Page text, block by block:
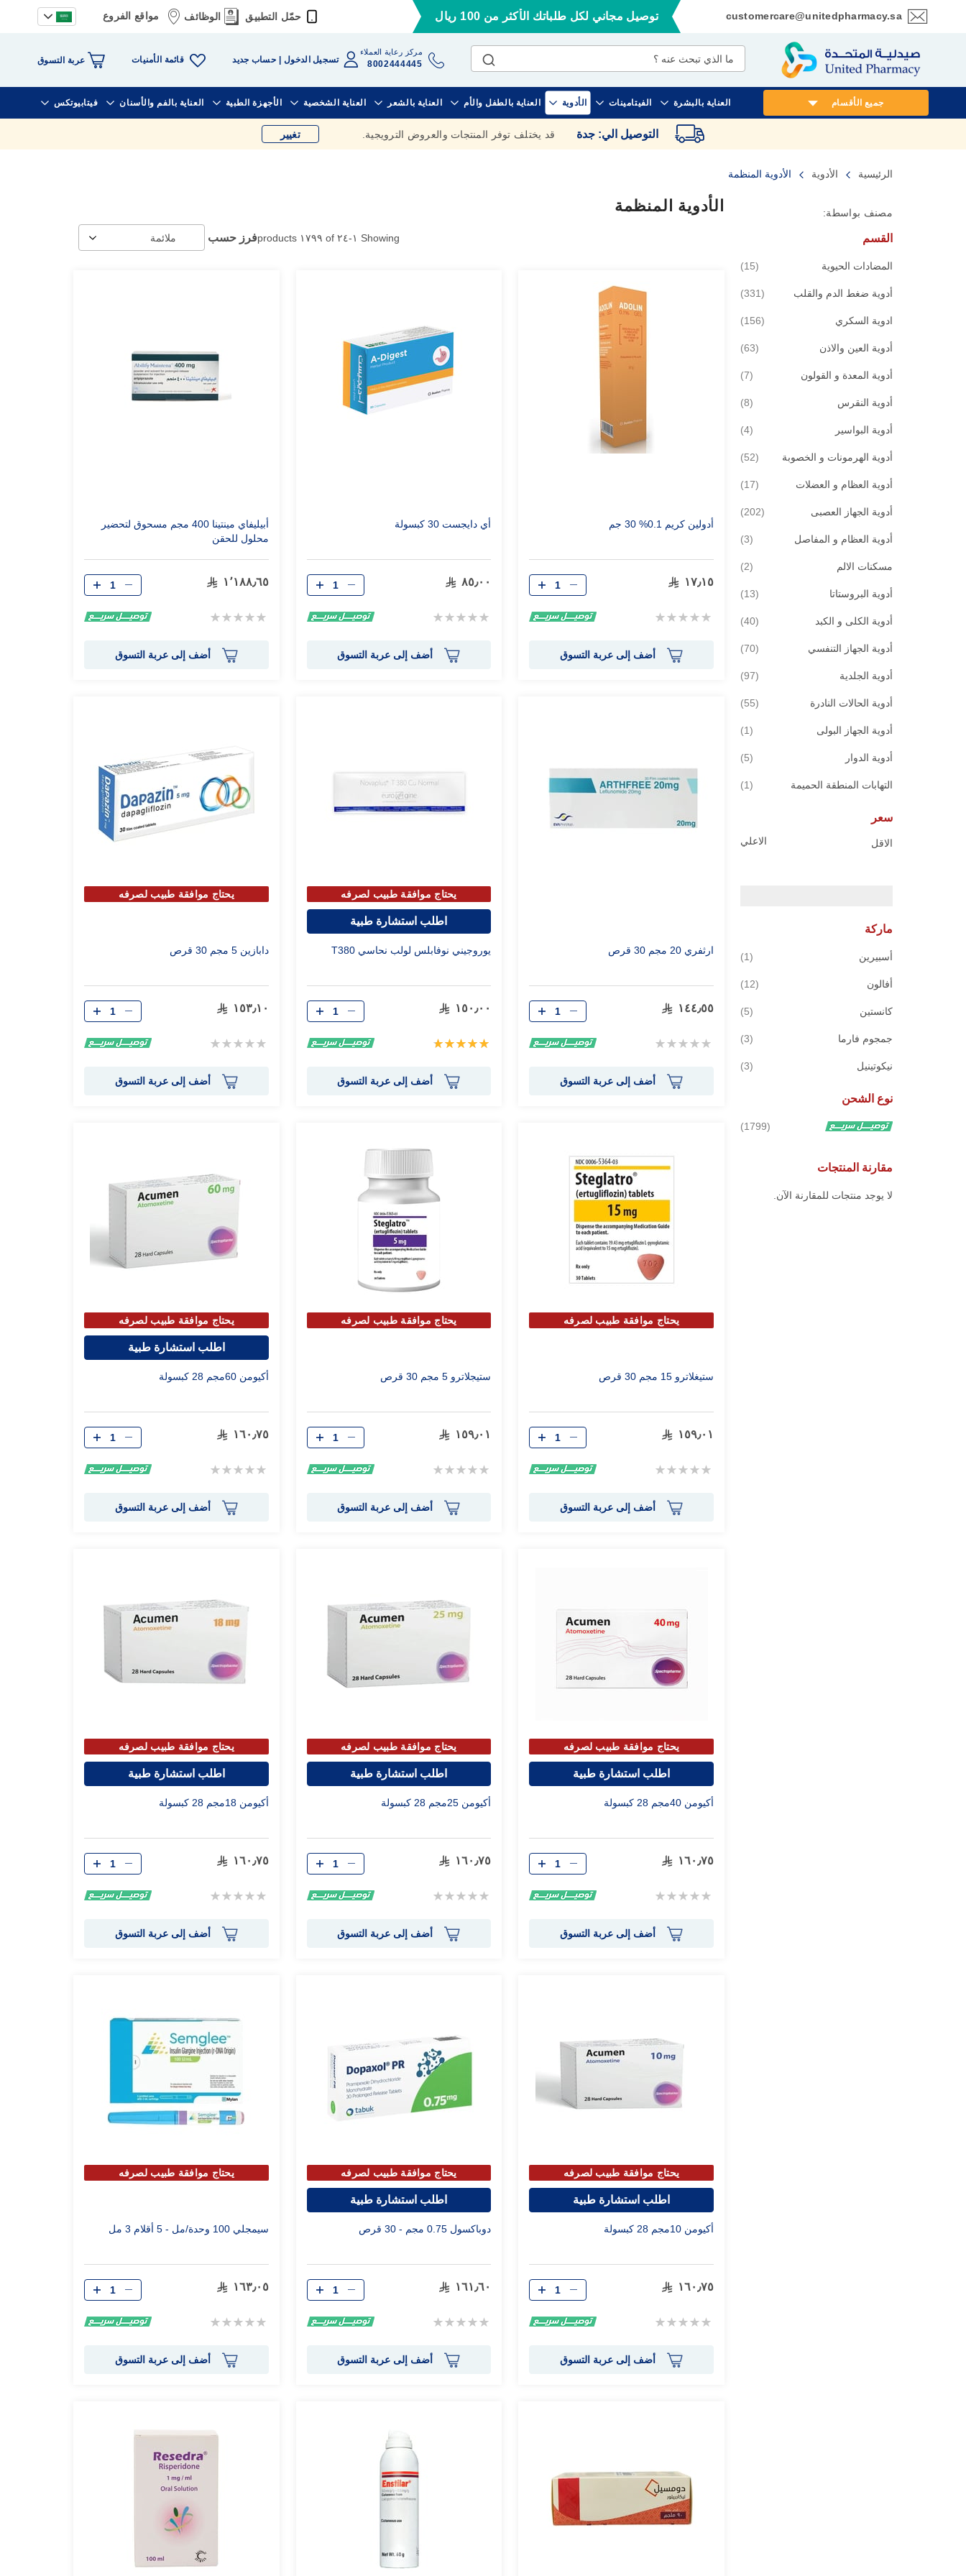
customercare@unitedpharmacy.sa
تخطي
المحتوى
توصيل مجاني لكل طلباتك الأكثر من 100 ريال حمّل التطبيق الوظائف مواقع الفروع
مركز رعاية العملاء
8002444445 تسجيل الدخول حساب جديد قائمة الأمنيات عربة التسوق
العناية بالبشرة الفيتامينات الأدوية العناية بالطفل والأم العناية بالشعر العناية الشخصية الأجهزة الطبية العناية بالفم والأسنان فيتابيوتكس جميع الأقسام
التوصيل الي: جدة قد يختلف توفر المنتجات والعروض الترويجية. تغيير
الرئيسية الأدوية الأدوية المنظمة
الأدوية المنظمة
Showing ١-٢٤ ١٧٩٩ فرز حسب
أدولين كريم 0.1% 30 جم
١٧٫١٥
Rating:
الكمية
أضف إلى عربة التسوق
أي دايجست 30 كبسولة
٨٥٫٠٠
Rating:
الكمية
أضف إلى عربة التسوق
أبيليفاي مينتينا 400 مجم مسحوق لتحضير
محلول للحقن
١٬١٨٨٫٦٥
Rating:
الكمية
أضف إلى عربة التسوق
ارثفري 20 مجم 30 قرص
١٤٤٫٥٥
Rating:
الكمية
أضف إلى عربة التسوق
يحتاج موافقة طبيب لصرفه
اطلب استشارة طبية
يوروجيني نوفابلس لولب نحاسي T380
١٥٠٫٠٠
تقييم:
الكمية
أضف إلى عربة التسوق
يحتاج موافقة طبيب لصرفه
دابازين 5 مجم 30 قرص
١٥٣٫١٠
Rating:
الكمية
أضف إلى عربة التسوق
يحتاج موافقة طبيب لصرفه
ستيغلاترو 15 مجم 30 قرص
١٥٩٫٠١
Rating:
الكمية
أضف إلى عربة التسوق
يحتاج موافقة طبيب لصرفه
ستيجلاترو 5 مجم 30 قرص
١٥٩٫٠١
Rating:
الكمية
أضف إلى عربة التسوق
يحتاج موافقة طبيب لصرفه
اطلب استشارة طبية
أكيومن 60مجم 28 كبسولة
١٦٠٫٧٥
Rating:
الكمية
أضف إلى عربة التسوق
يحتاج موافقة طبيب لصرفه
اطلب استشارة طبية
أكيومن 40مجم 28 كبسولة
١٦٠٫٧٥
Rating:
الكمية
أضف إلى عربة التسوق
يحتاج موافقة طبيب لصرفه
اطلب استشارة طبية
أكيومن 25مجم 28 كبسولة
١٦٠٫٧٥
Rating:
الكمية
أضف إلى عربة التسوق
يحتاج موافقة طبيب لصرفه
اطلب استشارة طبية
أكيومن 18مجم 28 كبسولة
١٦٠٫٧٥
Rating:
الكمية
أضف إلى عربة التسوق
يحتاج موافقة طبيب لصرفه
اطلب استشارة طبية
أكيومن 10مجم 28 كبسولة
١٦٠٫٧٥
Rating:
الكمية
أضف إلى عربة التسوق
يحتاج موافقة طبيب لصرفه
اطلب استشارة طبية
دوباكسول 0.75 مجم - 30 قرص
١٦١٫٦٠
Rating:
الكمية
أضف إلى عربة التسوق
يحتاج موافقة طبيب لصرفه
سيمجلي 100 وحدة/مل - 5 أقلام 3 مل
١٦٣٫٠٥
Rating:
الكمية
أضف إلى عربة التسوق
مصنف بواسطة:
القسم
المضادات الحيوية 15قطع
أدوية ضغط الدم والقلب 331قطع
ادوية السكري 156قطع
أدوية العين والاذن 63قطع
أدوية المعدة و القولون 7قطع
أدوية النقرس 8قطع
أدوية البواسير 4قطع
أدوية الهرمونات و الخصوبة 52قطع
أدوية العظام و العضلات 17قطع
أدوية الجهاز العصبى 202قطع
أدوية العظام و المفاصل 3قطع
مسكنات الالم 2قطع
أدوية البروستاتا 13قطع
أدوية الكلى و الكبد 40قطع
أدوية الجهاز التنفسي 70قطع
أدوية الجلدية 97قطع
أدوية الحالات النادرة 55قطع
أدوية الجهاز البولى 1قطعة
أدوية الدوار 5قطع
التهابات المنطقة الحميمة 1قطعة
سعر
الاقل الاعلي
ماركة
أسبيرين 1قطعة
أفالون 12قطع
كانستين 5قطع
جمجوم فارما 3قطع
نيكوتينيل 3قطع
نوع الشحن
1799قطع
مقارنة المنتجات
لا يوجد منتجات للمقارنة الآن.